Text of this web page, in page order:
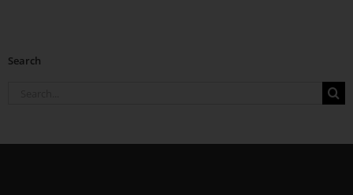
Search